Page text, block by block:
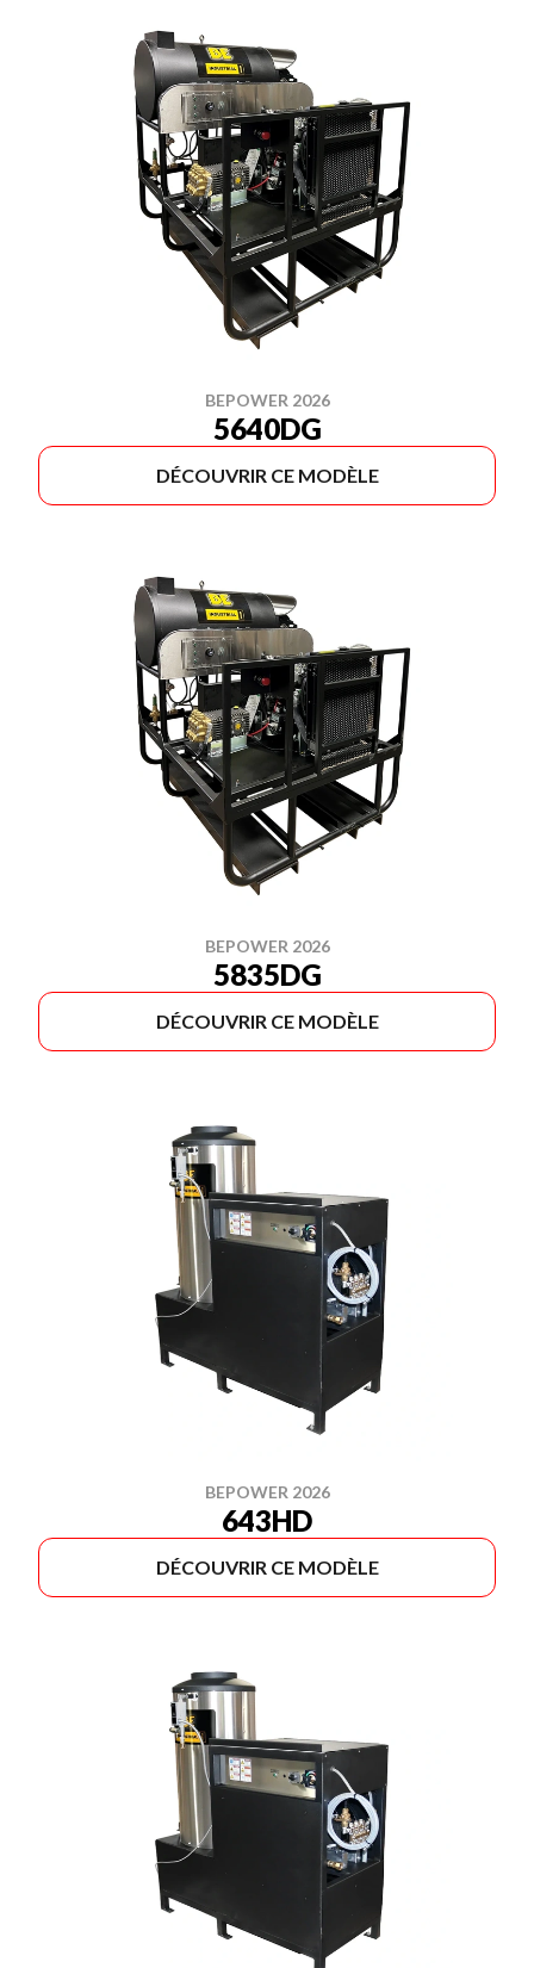
BEPOWER 2026
5640DG
DÉCOUVRIR CE MODÈLE
BEPOWER 2026
5835DG
DÉCOUVRIR CE MODÈLE
BEPOWER 2026
643HD
DÉCOUVRIR CE MODÈLE